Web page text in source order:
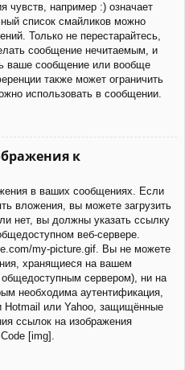
чувств, например :) означает
список смайликов можно
Только не перестарайтесь,
сообщение нечитаемым, и
ваше сообщение или вообще
также может ограничить
использовать в сообщении.
к
в ваших сообщениях. Если
вложения, вы можете загрузить
нет, вы должны указать ссылку
веб-сервере.
my-picture.gif. Вы не можете
хранящиеся на вашем
сервером), ни на
необходима аутентификация,
Hotmail или Yahoo, защищённые
ссылок на изображения
[img].